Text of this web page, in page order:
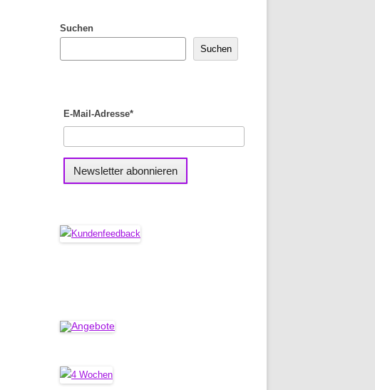
Suchen
Suchen
E-Mail-Adresse*